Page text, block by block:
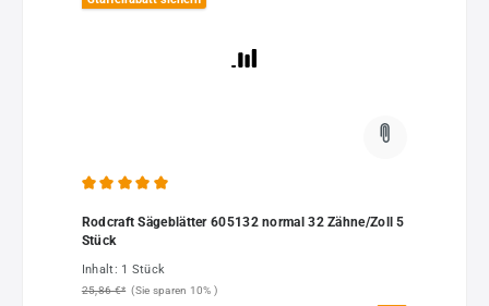
Rodcraft Sägeblätter 605132 normal 32 Zähne/Zoll 5
Stück
Inhalt: 1 Stück
25,86 €* (Sie sparen 10% )